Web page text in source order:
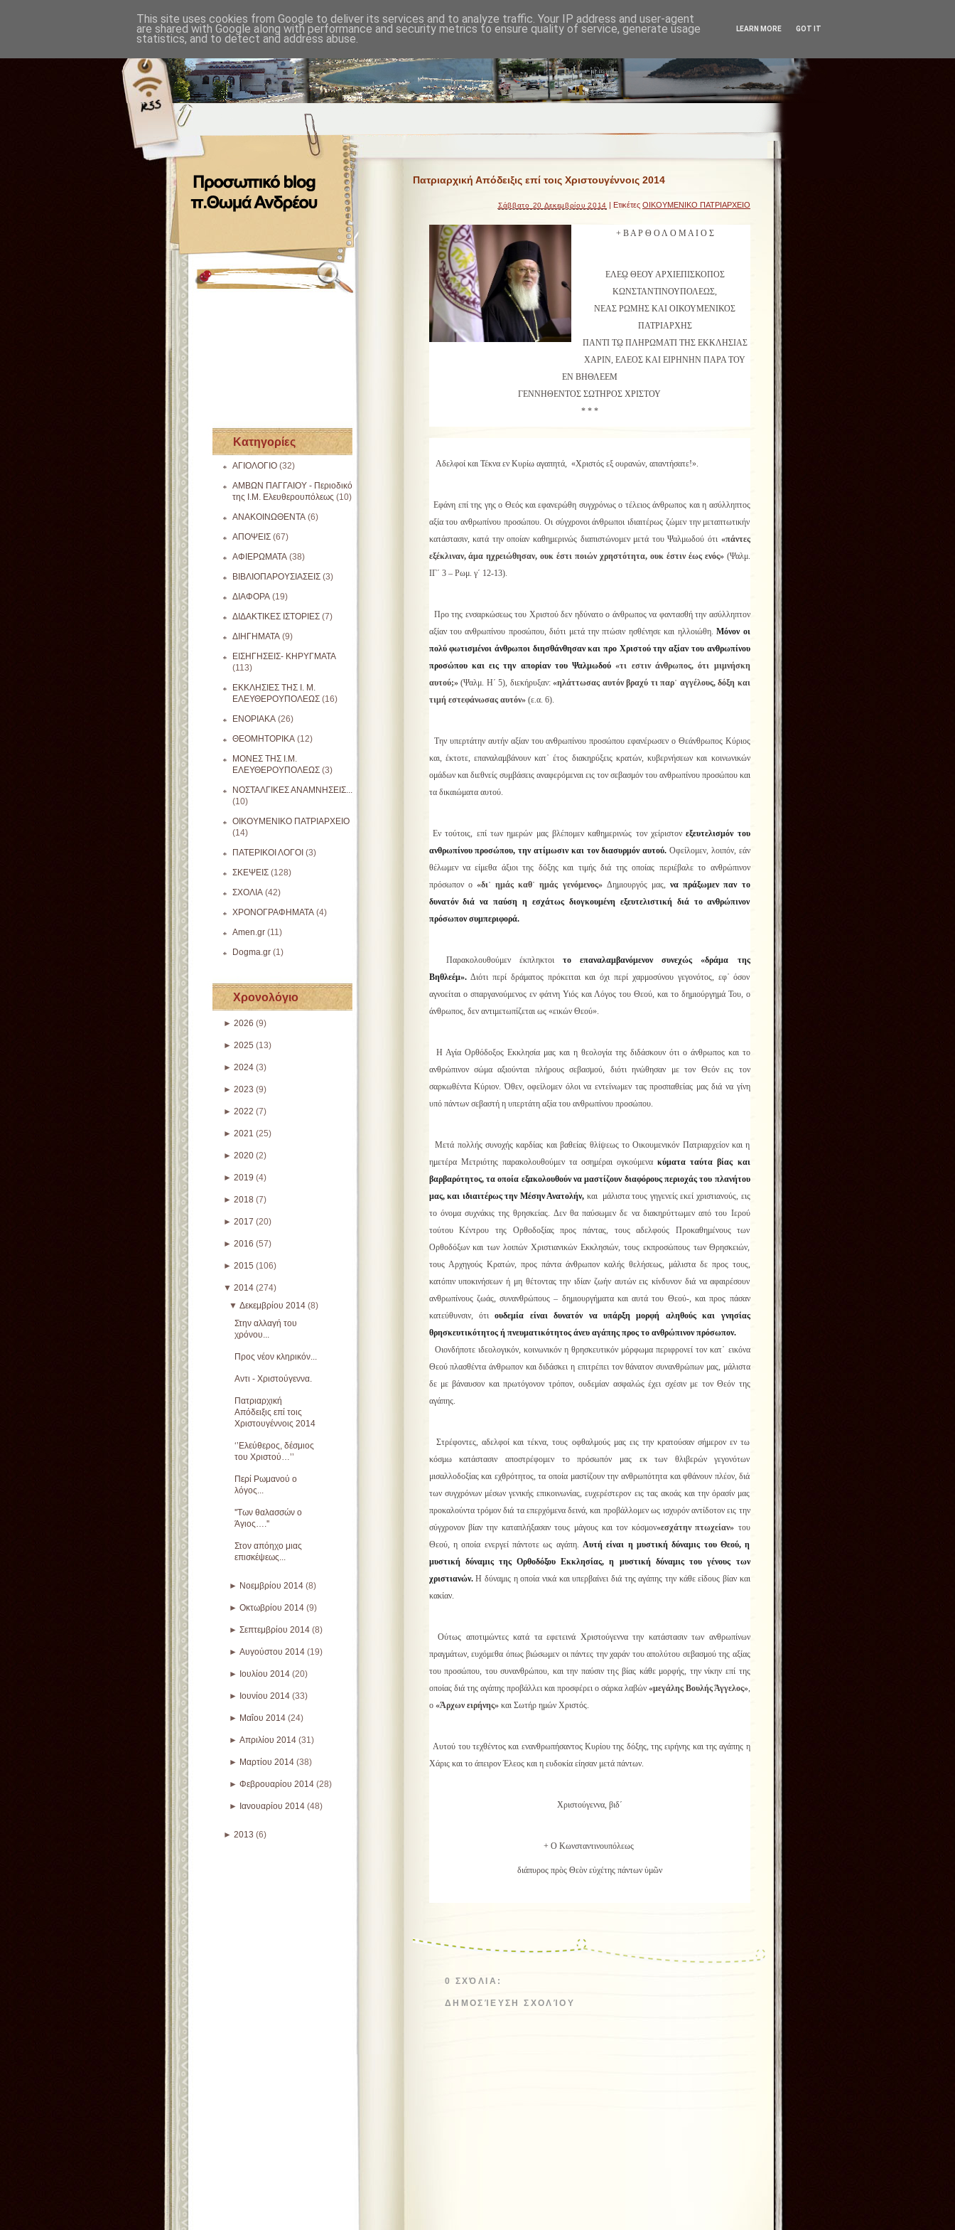
Κατηγορίες
ΑΓΙΟΛΟΓΙΟ (32)
ΑΜΒΩΝ ΠΑΓΓΑΙΟΥ - Περιοδικό
της Ι.Μ. Ελευθερουπόλεως (10)
ΑΝΑΚΟΙΝΩΘΕΝΤΑ (6)
ΑΠΟΨΕΙΣ (67)
ΑΦΙΕΡΩΜΑΤΑ (38)
ΒΙΒΛΙΟΠΑΡΟΥΣΙΑΣΕΙΣ (3)
ΔΙΑΦΟΡΑ (19)
ΔΙΔΑΚΤΙΚΕΣ ΙΣΤΟΡΙΕΣ (7)
ΔΙΗΓΗΜΑΤΑ (9)
ΕΙΣΗΓΗΣΕΙΣ- ΚΗΡΥΓΜΑΤΑ
(113)
ΕΚΚΛΗΣΙΕΣ ΤΗΣ Ι. Μ.
ΕΛΕΥΘΕΡΟΥΠΟΛΕΩΣ (16)
ΕΝΟΡΙΑΚΑ (26)
ΘΕΟΜΗΤΟΡΙΚΑ (12)
ΜΟΝΕΣ ΤΗΣ Ι.Μ.
ΕΛΕΥΘΕΡΟΥΠΟΛΕΩΣ (3)
ΝΟΣΤΑΛΓΙΚΕΣ ΑΝΑΜΝΗΣΕΙΣ...
(10)
ΟΙΚΟΥΜΕΝΙΚΟ ΠΑΤΡΙΑΡΧΕΙΟ
(14)
ΠΑΤΕΡΙΚΟΙ ΛΟΓΟΙ (3)
ΣΚΕΨΕΙΣ (128)
ΣΧΟΛΙΑ (42)
ΧΡΟΝΟΓΡΑΦΗΜΑΤΑ (4)
Amen.gr (11)
Dogma.gr (1)
Χρονολόγιο
► 2026 (9)
► 2025 (13)
► 2024 (3)
► 2023 (9)
► 2022 (7)
► 2021 (25)
► 2020 (2)
► 2019 (4)
► 2018 (7)
► 2017 (20)
► 2016 (57)
► 2015 (106)
▼ 2014 (274)
▼ Δεκεμβρίου 2014 (8)
Στην αλλαγή του
χρόνου...
Προς νέον κληρικόν...
Αντι - Χριστούγεννα.
Πατριαρχική
Απόδειξις επί τοις
Χριστουγέννοις 2014
‘’Ελεύθερος, δέσμιος
του Χριστού…’’
Περί Ρωμανού ο
λόγος...
''Των θαλασσών ο
Άγιος….''
Στον απόηχο μιας
επισκέψεως...
► Νοεμβρίου 2014 (8)
► Οκτωβρίου 2014 (9)
► Σεπτεμβρίου 2014 (8)
► Αυγούστου 2014 (19)
► Ιουλίου 2014 (20)
► Ιουνίου 2014 (33)
► Μαΐου 2014 (24)
► Απριλίου 2014 (31)
► Μαρτίου 2014 (38)
► Φεβρουαρίου 2014 (28)
► Ιανουαρίου 2014 (48)
► 2013 (6)
Πατριαρχική Απόδειξις επί τοις Χριστουγέννοις 2014
Σάββατο 20 Δεκεμβρίου 2014 | Ετικέτες ΟΙΚΟΥΜΕΝΙΚΟ ΠΑΤΡΙΑΡΧΕΙΟ
+ Β Α Ρ Θ Ο Λ Ο Μ Α Ι Ο Σ
ΕΛΕῼ ΘΕΟΥ ΑΡΧΙΕΠΙΣΚΟΠΟΣ
ΚΩΝΣΤΑΝΤΙΝΟΥΠΟΛΕΩΣ,
ΝΕΑΣ ΡΩΜΗΣ ΚΑΙ ΟΙΚΟΥΜΕΝΙΚΟΣ
ΠΑΤΡΙΑΡΧΗΣ
ΠΑΝΤΙ Τῼ ΠΛΗΡΩΜΑΤΙ ΤΗΣ ΕΚΚΛΗΣΙΑΣ
ΧΑΡΙΝ, ΕΛΕΟΣ ΚΑΙ ΕΙΡΗΝΗΝ ΠΑΡΑ ΤΟΥ
ΕΝ ΒΗΘΛΕΕΜ
ΓΕΝΝΗΘΕΝΤΟΣ ΣΩΤΗΡΟΣ ΧΡΙΣΤΟΥ
* * *
Αδελφοί και Τέκνα εν Κυρίω αγαπητά, «Χριστός εξ ουρανών, απαντήσατε!».
Εφάνη επί της γης ο Θεός και εφανερώθη συγχρόνως ο τέλειος άνθρωπος και η ασύλληπτος
αξία του ανθρωπίνου προσώπου. Oι σύγχρονοι άνθρωποι ιδιαιτέρως ζώμεν την μεταπτωτικήν
κατάστασιν, κατά την οποίαν καθημερινώς διαπιστώνομεν μετά του Ψαλμωδού ότι «πάντες
εξέκλιναν, άμα ηχρειώθησαν, ουκ έστι ποιών χρηστότητα, ουκ έστιν έως ενός»(Ψαλμ.
ΙΓ΄ 3 – Ρωμ. γ΄ 12-13).
Προ της ενσαρκώσεως του Χριστού δεν ηδύνατο ο άνθρωπος να φαντασθή την ασύλληπτον
αξίαν του ανθρωπίνου προσώπου, διότι μετά την πτώσιν ησθένησε και ηλλοιώθη.Μόνον οι
πολύ φωτισμένοι άνθρωποι διησθάνθησαν και προ Χριστού την αξίαν του ανθρωπίνου
προσώπου και εις την απορίαν του Ψαλμωδού «τι εστιν άνθρωπος, ότι μιμνήσκη
αυτού;»(Ψαλμ. Η΄ 5), διεκήρυξαν: «ηλάττωσας αυτόν βραχύ τι παρ᾿ αγγέλους, δόξη και
τιμή εστεφάνωσας αυτόν»(ε.α. 6).
Την υπερτάτην αυτήν αξίαν του ανθρωπίνου προσώπου εφανέρωσεν ο Θεάνθρωπος Κύριος
και, έκτοτε, επαναλαμβάνουν κατ᾿ έτος διακηρύξεις κρατών, κυβερνήσεων και κοινωνικών
ομάδων και διεθνείς συμβάσεις αναφερόμεναι εις τον σεβασμόν του ανθρωπίνου προσώπου και
τα δικαιώματα αυτού.
Εν τούτοις, επί των ημερών μας βλέπομεν καθημερινώς τον χείριστονεξευτελισμόν του
ανθρωπίνου προσώπου, την ατίμωσιν και τον διασυρμόν αυτού. Οφείλομεν, λοιπόν, εάν
θέλωμεν να είμεθα άξιοι της δόξης και τιμής διά της οποίας περιέβαλε το ανθρώπινον
πρόσωπον ο «δι᾿ ημάς καθ᾿ ημάς γενόμενος»Δημιουργός μας, να πράξωμεν παν το
δυνατόν διά να παύση η εσχάτως διογκουμένη εξευτελιστική διά το ανθρώπινον
πρόσωπον συμπεριφορά.
Παρακολουθούμεν έκπληκτοι το επαναλαμβανόμενον συνεχώς«δράμα της
Βηθλεέμ».Διότι περί δράματος πρόκειται και όχι περί χαρμοσύνου γεγονότος, εφ᾿ όσον
αγνοείται ο σπαργανούμενος εν φάτνη Υιός και Λόγος του Θεού, και το δημιούργημά Του, ο
άνθρωπος, δεν αντιμετωπίζεται ως «εικών Θεού».
Η Αγία Ορθόδοξος Εκκλησία μας και η θεολογία της διδάσκουν ότι ο άνθρωπος και το
ανθρώπινον σώμα αξιούνται πλήρους σεβασμού, διότι ηνώθησαν με τον Θεόν εις τον
σαρκωθέντα Κύριον. Όθεν, οφείλομεν όλοι να εντείνωμεν τας προσπαθείας μας διά να γίνη
υπό πάντων σεβαστή η υπερτάτη αξία του ανθρωπίνου προσώπου.
Μετά πολλής συνοχής καρδίας και βαθείας θλίψεως το Οικουμενικόν Πατριαρχείον και η
ημετέρα Μετριότης παρακολουθούμεν τα οσημέραι ογκούμενα κύματα ταύτα βίας και
βαρβαρότητος, τα οποία εξακολουθούν να μαστίζουν διαφόρους περιοχάς του πλανήτου
μας, και ιδιαιτέρως την Μέσην Ανατολήν, και μάλιστα τους γηγενείς εκεί χριστιανούς, εις
το όνομα συχνάκις της θρησκείας. Δεν θα παύσωμεν δε να διακηρύττωμεν από του Ιερού
τούτου Κέντρου της Ορθοδοξίας προς πάντας, τους αδελφούς Προκαθημένους των
Ορθοδόξων και των λοιπών Χριστιανικών Εκκλησιών, τους εκπροσώπους των Θρησκειών,
τους Αρχηγούς Κρατών, προς πάντα άνθρωπον καλής θελήσεως, μάλιστα δε προς τους,
κατόπιν υποκινήσεων ή μη θέτοντας την ιδίαν ζωήν αυτών εις κίνδυνον διά να αφαιρέσουν
ανθρωπίνους ζωάς, συνανθρώπους – δημιουργήματα και αυτά του Θεού-, και προς πάσαν
κατεύθυνσιν, ότιουδεμία είναι δυνατόν να υπάρξη μορφή αληθούς και γνησίας
θρησκευτικότητος ή πνευματικότητος άνευ αγάπης προς το ανθρώπινον πρόσωπον.
Οιονδήποτε ιδεολογικόν, κοινωνικόν η θρησκευτικόν μόρφωμα περιφρονεί τον κατ᾿ εικόνα
Θεού πλασθέντα άνθρωπον και διδάσκει η επιτρέπει τον θάνατον συνανθρώπων μας, μάλιστα
δε με βάναυσον και πρωτόγονον τρόπον, ουδεμίαν ασφαλώς έχει σχέσιν με τον Θεόν της
αγάπης.
Στρέφοντες, αδελφοί και τέκνα, τους οφθαλμούς μας εις την κρατούσαν σήμερον εν τω
κόσμω κατάστασιν αποστρέφομεν το πρόσωπόν μας εκ των θλιβερών γεγονότων
μισαλλοδοξίας και εχθρότητος, τα οποία μαστίζουν την ανθρωπότητα και φθάνουν πλέον, διά
των συγχρόνων μέσων γενικής επικοινωνίας, ευχερέστερον εις τας ακοάς και την όρασίν μας
προκαλούντα τρόμον διά τα επερχόμενα δεινά, και προβάλλομεν ως ισχυρόν αντίδοτον εις την
σύγχρονον βίαν την καταπλήξασαν τους μάγους και τον κόσμον«εσχάτην πτωχείαν» του
Θεού, η οποία ενεργεί πάντοτε ως αγάπη. Αυτή είναι η μυστική δύναμις του Θεού, η
μυστική δύναμις της Ορθοδόξου Εκκλησίας, η μυστική δύναμις του γένους των
χριστιανών.Η δύναμις η οποία νικά και υπερβαίνει διά της αγάπης την κάθε είδους βίαν και
κακίαν.
Ούτως αποτιμώντες κατά τα εφετεινά Χριστούγεννα την κατάστασιν των ανθρωπίνων
πραγμάτων, ευχόμεθα όπως βιώσωμεν οι πάντες την χαράν του απολύτου σεβασμού της αξίας
του προσώπου, του συνανθρώπου, και την παύσιν της βίας κάθε μορφής, την νίκην επί της
οποίας διά της αγάπης προβάλλει και προσφέρει ο σάρκα λαβών «μεγάλης Βουλής Άγγελος»,
ο «Άρχων ειρήνης»και Σωτήρ ημών Χριστός.
Αυτού του τεχθέντος και ενανθρωπήσαντος Κυρίου της δόξης, της ειρήνης και της αγάπης η
Χάρις και το άπειρον Έλεος και η ευδοκία είησαν μετά πάντων.
Χριστούγεννα, βιδ΄
+ Ο Κωνσταντινουπόλεως
διάπυρος πρὸς Θεὸν εὐχέτης πάντων ὑμῶν
0 ΣΧΌΛΙΑ:
ΔΗΜΟΣΊΕΥΣΗ ΣΧΟΛΊΟΥ
This site uses cookies from Google to deliver its services and to analyze traffic. Your IP address and user-agent
are shared with Google along with performance and security metrics to ensure quality of service, generate usage
statistics, and to detect and address abuse.
LEARN MORE GOT IT